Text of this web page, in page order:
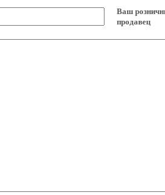
Ваш
продавец